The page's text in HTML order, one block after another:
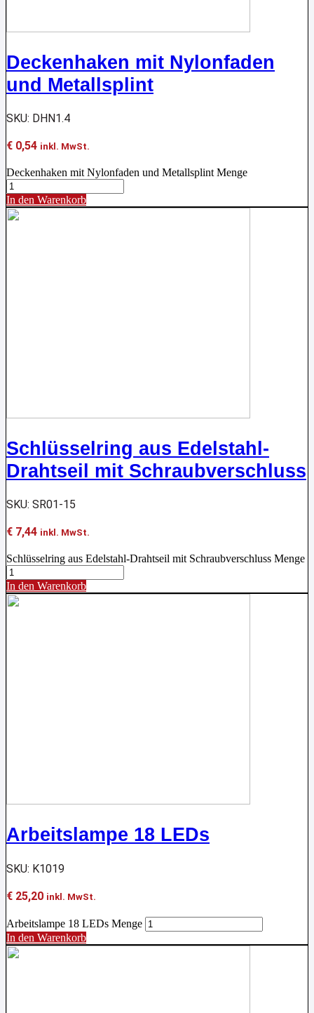
Deckenhaken mit Nylonfaden
und Metallsplint
SKU: DHN1.4
€ 0,54 inkl. MwSt.
Deckenhaken mit Nylonfaden und Metallsplint Menge
In den Warenkorb
Schlüsselring aus Edelstahl-
Drahtseil mit Schraubverschluss
SKU: SR01-15
€ 7,44 inkl. MwSt.
Schlüsselring aus Edelstahl-Drahtseil mit Schraubverschluss Menge
In den Warenkorb
Arbeitslampe 18 LEDs
SKU: K1019
€ 25,20 inkl. MwSt.
Arbeitslampe 18 LEDs Menge
In den Warenkorb